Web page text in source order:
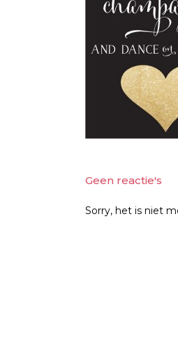
Geen reactie's
Sorry, het is niet